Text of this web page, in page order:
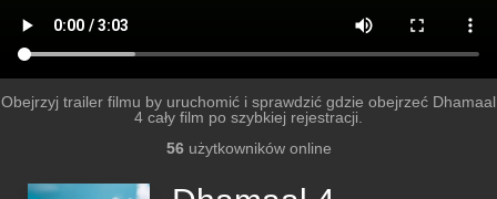
Obejrzyj trailer filmu by uruchomić i sprawdzić gdzie obejrzeć Dhamaal
4 cały film po szybkiej rejestracji.
56użytkowników online